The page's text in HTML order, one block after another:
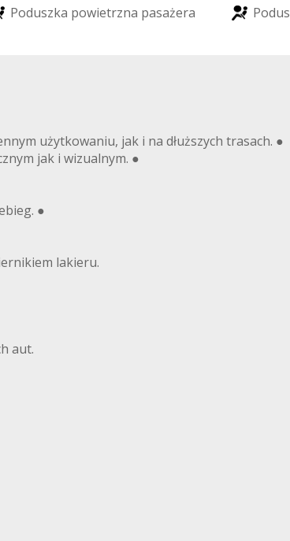
Poduszka powietrzna pasażera Podus
użytkowaniu, jak i na dłuższych trasach. ●
jak i wizualnym. ●
●
lakieru.
aut.